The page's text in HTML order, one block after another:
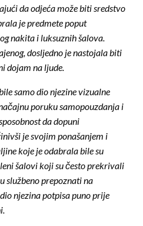
da odjeća može biti sredstvo
je predmete poput
nakita i luksuznih šalova.
dosljedno je nastojala biti
dojam na ljude.
samo dio njezine vizualne
poruku samopouzdanja i
da dopuni
je svojim ponašanjem i
koje je odabrala bile su
šalovi koji su često prekrivali
službeno prepoznati na
njezina potpisa puno prije